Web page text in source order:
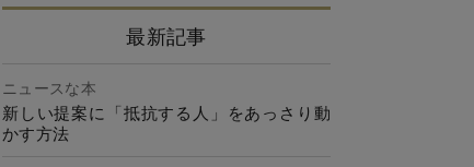
最新記事
ニュースな本
新しい提案に「抵抗する人」をあっさり動
かす方法